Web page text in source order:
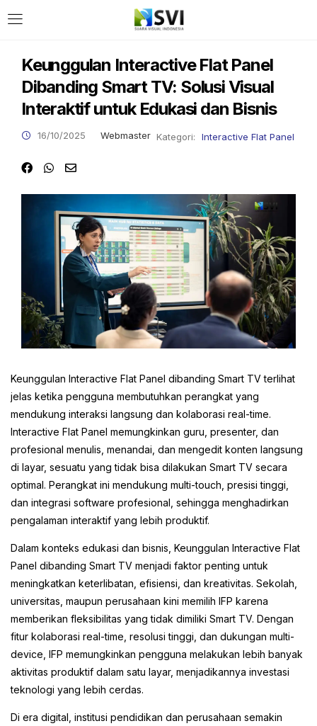
Enter your username and password to login.
Remember me
Login
Lost password?
Keunggulan Interactive Flat Panel
Dibanding Smart TV: Solusi Visual
Interaktif untuk Edukasi dan Bisnis
16/10/2025 Webmaster Kategori: Interactive Flat Panel
Keunggulan Interactive Flat Panel dibanding Smart TV terlihat
jelas ketika pengguna membutuhkan perangkat yang
mendukung interaksi langsung dan kolaborasi real-time.
Interactive Flat Panel memungkinkan guru, presenter, dan
profesional menulis, menandai, dan mengedit konten langsung
di layar, sesuatu yang tidak bisa dilakukan Smart TV secara
optimal. Perangkat ini mendukung multi-touch, presisi tinggi,
dan integrasi software profesional, sehingga menghadirkan
pengalaman interaktif yang lebih produktif.
Dalam konteks edukasi dan bisnis, Keunggulan Interactive Flat
Panel dibanding Smart TV menjadi faktor penting untuk
meningkatkan keterlibatan, efisiensi, dan kreativitas. Sekolah,
universitas, maupun perusahaan kini memilih IFP karena
memberikan fleksibilitas yang tidak dimiliki Smart TV. Dengan
fitur kolaborasi real-time, resolusi tinggi, dan dukungan multi-
device, IFP memungkinkan pengguna melakukan lebih banyak
aktivitas produktif dalam satu layar, menjadikannya investasi
teknologi yang lebih cerdas.
Di era digital, institusi pendidikan dan perusahaan semakin